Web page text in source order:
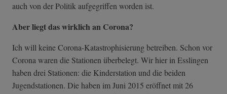
auch von der Politik aufgegriffen worden ist.
Aber liegt das wirklich an Corona?
Ich will keine Corona-Katastrophisierung betreiben. Schon vor
Corona waren die Stationen überbelegt. Wir hier in Esslingen
haben drei Stationen: die Kinderstation und die beiden
Jugendstationen. Die haben im Juni 2015 eröffnet mit 26